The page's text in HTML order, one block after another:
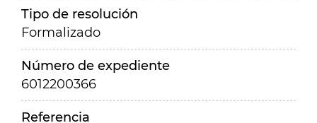
Tipo de resolución
Formalizado
Número de expediente
6012200366
Referencia